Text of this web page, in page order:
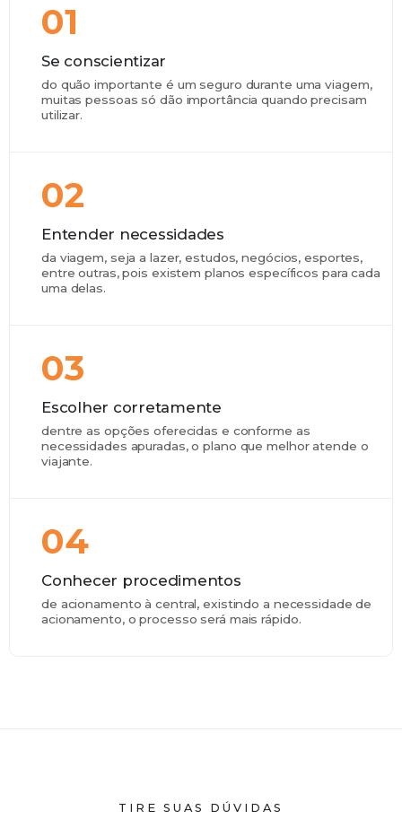
01
Se conscientizar
do quão importante é um seguro durante uma viagem,
muitas pessoas só dão importância quando precisam
utilizar.
02
Entender necessidades
da viagem, seja a lazer, estudos, negócios, esportes,
entre outras, pois existem planos específicos para cada
uma delas.
03
Escolher corretamente
dentre as opções oferecidas e conforme as
necessidades apuradas, o plano que melhor atende o
viajante.
04
Conhecer procedimentos
de acionamento à central, existindo a necessidade de
acionamento, o processo será mais rápido.
TIRE SUAS DÚVIDAS